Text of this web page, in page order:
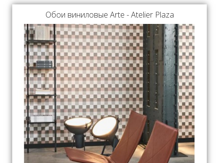
Обои виниловые Arte - Atelier Plaza